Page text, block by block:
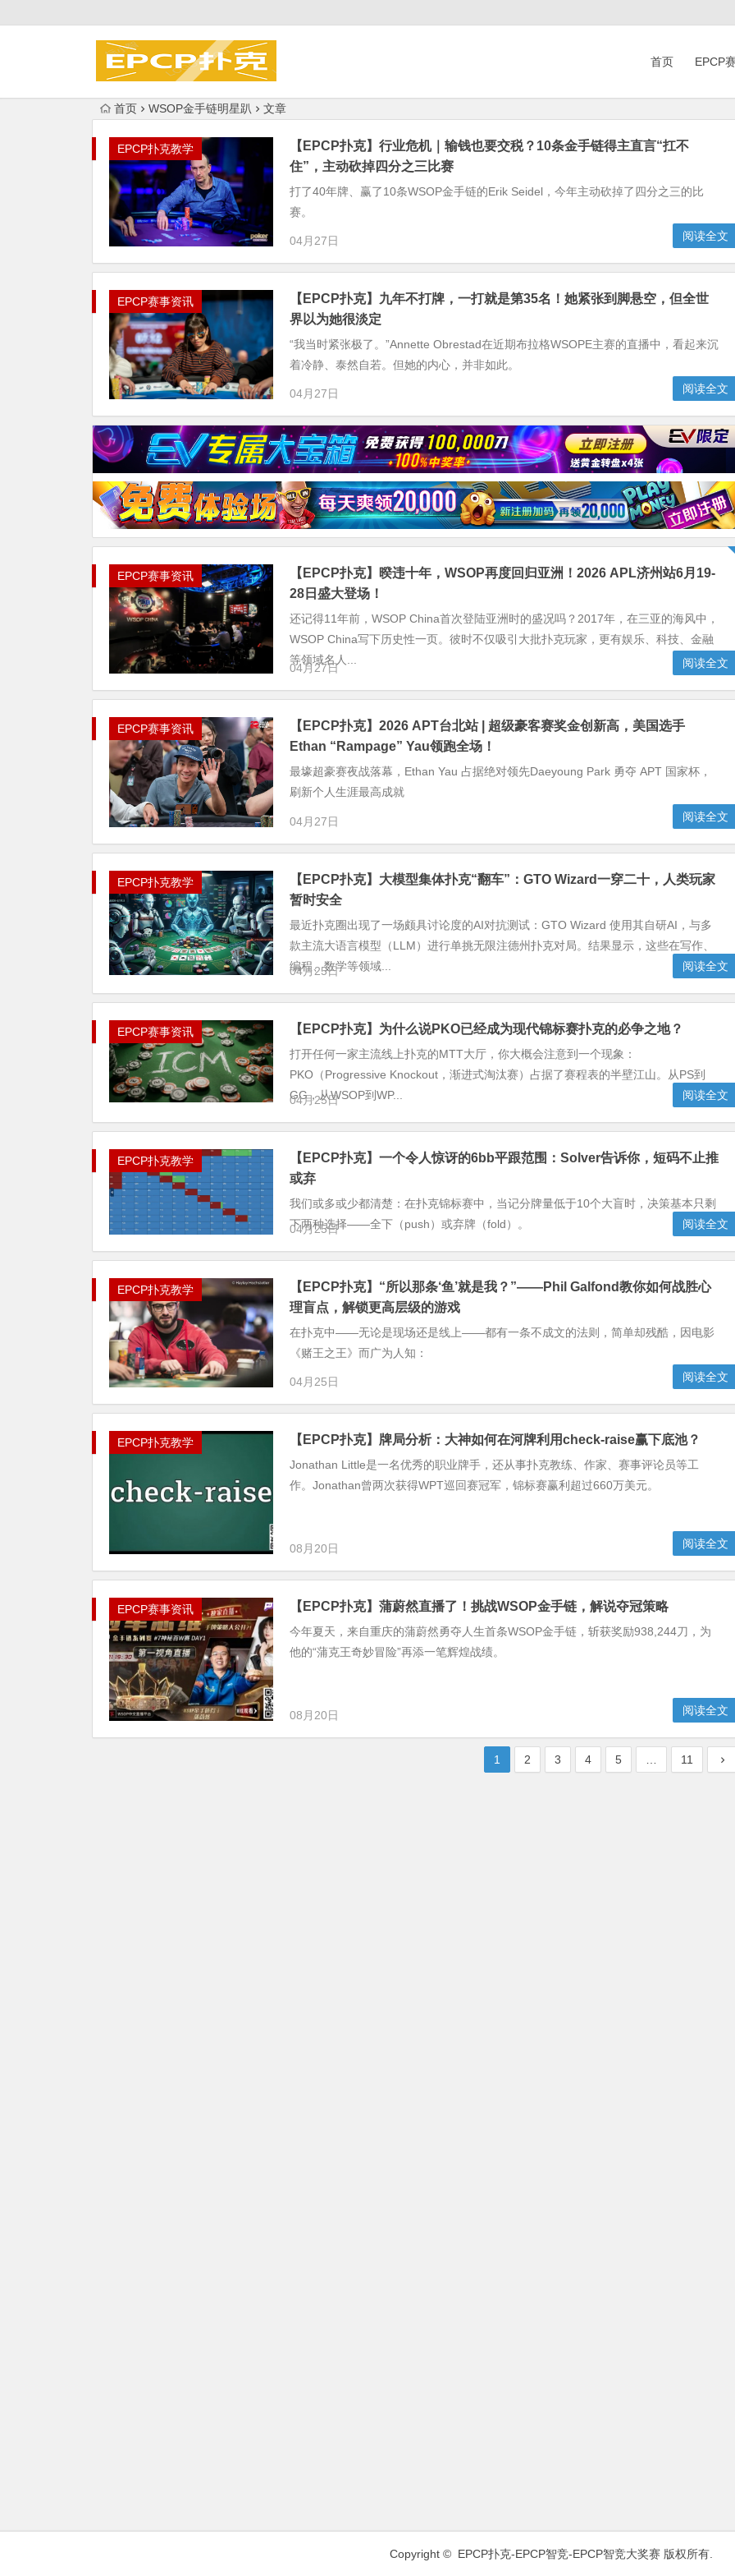
首页 EPCP
首页 WSOP金手链明星趴 文章
EPCP扑克教学
【EPCP扑克】行业危机｜输钱也要交税？10条金手链得主直言“扛不
住”，主动砍掉四分之三比赛
打了40年牌、赢了10条WSOP金手链的Erik Seidel，今年主动砍掉了四分之三的比
赛。
04月27日 阅读全文
EPCP赛事资讯
【EPCP扑克】九年不打牌，一打就是第35名！她紧张到脚悬空，但全世
界以为她很淡定
“我当时紧张极了。”Annette Obrestad在近期布拉格WSOPE主赛的直播中，看起来沉
着冷静、泰然自若。但她的内心，并非如此。
04月27日 阅读全文
EPCP赛事资讯
【EPCP扑克】暌违十年，WSOP再度回归亚洲！2026 APL济州站6月19-
28日盛大登场！
还记得11年前，WSOP China首次登陆亚洲时的盛况吗？2017年，在三亚的海风中，
WSOP China写下历史性一页。彼时不仅吸引大批扑克玩家，更有娱乐、科技、金融
等领域名人...
04月27日 阅读全文
EPCP赛事资讯
【EPCP扑克】2026 APT台北站 | 超级豪客赛奖金创新高，美国选手
Ethan “Rampage” Yau领跑全场！
最壕超豪赛夜战落幕，Ethan Yau 占据绝对领先Daeyoung Park 勇夺 APT 国家杯，
刷新个人生涯最高成就
04月27日 阅读全文
EPCP扑克教学
【EPCP扑克】大模型集体扑克“翻车”：GTO Wizard一穿二十，人类玩家
暂时安全
最近扑克圈出现了一场颇具讨论度的AI对抗测试：GTO Wizard 使用其自研AI，与多
款主流大语言模型（LLM）进行单挑无限注德州扑克对局。结果显示，这些在写作、
编程、数学等领域...
04月25日 阅读全文
EPCP赛事资讯 【EPCP扑克】为什么说PKO已经成为现代锦标赛扑克的必争之地？
打开任何一家主流线上扑克的MTT大厅，你大概会注意到一个现象：
PKO（Progressive Knockout，渐进式淘汰赛）占据了赛程表的半壁江山。从PS到
GG，从WSOP到WP...
04月25日 阅读全文
EPCP扑克教学
【EPCP扑克】一个令人惊讶的6bb平跟范围：Solver告诉你，短码不止推
或弃
我们或多或少都清楚：在扑克锦标赛中，当记分牌量低于10个大盲时，决策基本只剩
下两种选择——全下（push）或弃牌（fold）。
04月25日 阅读全文
EPCP扑克教学
【EPCP扑克】“所以那条‘鱼’就是我？”——Phil Galfond教你如何战胜心
理盲点，解锁更高层级的游戏
在扑克中——无论是现场还是线上——都有一条不成文的法则，简单却残酷，因电影
《赌王之王》而广为人知：
04月25日 阅读全文
EPCP扑克教学 【EPCP扑克】牌局分析：大神如何在河牌利用check-raise赢下底池？
Jonathan Little是一名优秀的职业牌手，还从事扑克教练、作家、赛事评论员等工
作。Jonathan曾两次获得WPT巡回赛冠军，锦标赛赢利超过660万美元。
08月20日 阅读全文
EPCP赛事资讯 【EPCP扑克】蒲蔚然直播了！挑战WSOP金手链，解说夺冠策略
今年夏天，来自重庆的蒲蔚然勇夺人生首条WSOP金手链，斩获奖励938,244刀，为
他的“蒲克王奇妙冒险”再添一笔辉煌战绩。
08月20日 阅读全文
1 2 3 4 5 … 11
Copyright © EPCP扑克-EPCP智竞-EPCP智竞大奖赛 版权所有.